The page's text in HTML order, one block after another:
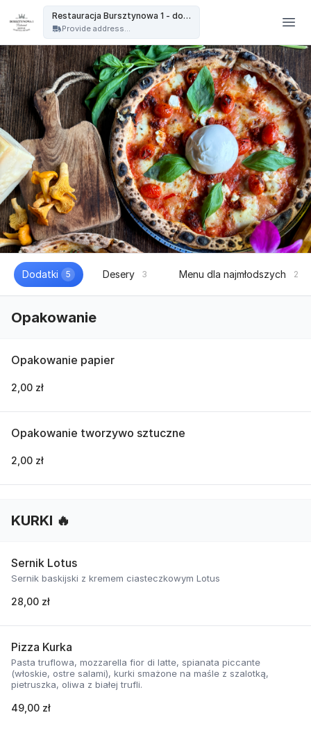
Restauracja Bursztynowa 1 - dowóz
Provide address...
Dodatki 5 Desery 3 Menu dla najmłodszych 2
Opakowanie
Opakowanie papier
2,00 zł
Opakowanie tworzywo sztuczne
2,00 zł
KURKI 🔥
Sernik Lotus
Sernik baskijski z kremem ciasteczkowym Lotus
28,00 zł
Pizza Kurka
Pasta truflowa, mozzarella fior di latte, spianata piccante
(włoskie, ostre salami), kurki smażone na maśle z szalotką,
pietruszka, oliwa z białej trufli.
49,00 zł